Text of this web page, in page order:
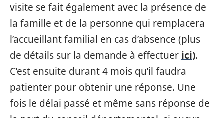
visite se fait également avec la présence de
la famille et de la personne qui remplacera
l’accueillant familial en cas d’absence (plus
de détails sur la demande à effectuer ici).
C’est ensuite durant 4 mois qu’il faudra
patienter pour obtenir une réponse. Une
fois le délai passé et même sans réponse de